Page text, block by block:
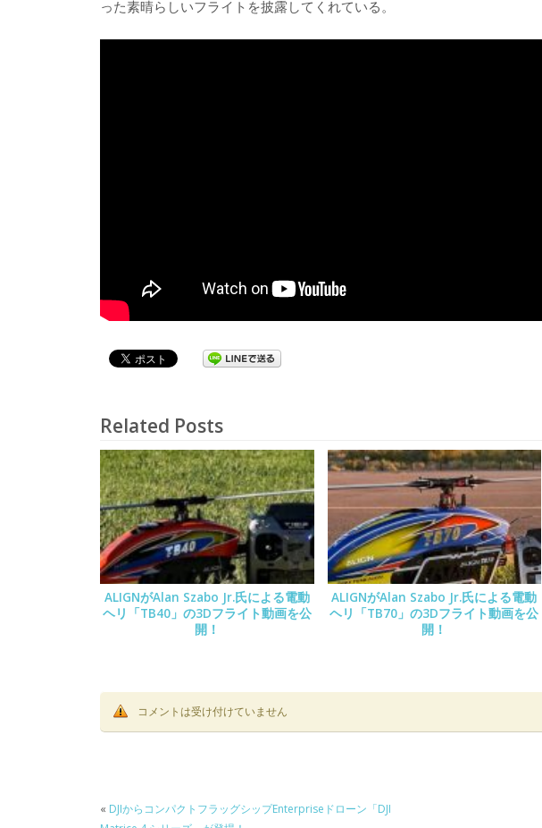
った素晴らしいフライトを披露してくれている。
Related Posts
ALIGNがAlan Szabo Jr.氏による電動
ヘリ「TB40」の3Dフライト動画を公
開！
ALIGNがAlan Szabo Jr.氏による電動
ヘリ「TB70」の3Dフライト動画を公
開！
コメントは受け付けていません
« DJIからコンパクトフラッグシップEnterpriseドローン「DJI